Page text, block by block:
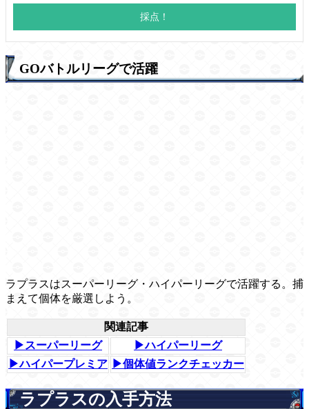
GOバトルリーグで活躍
ラプラスはスーパーリーグ・ハイパーリーグで活躍する。捕
まえて個体を厳選しよう。
関連記事
▶スーパーリーグ
▶ハイパーリーグ
▶ハイパープレミア
▶個体値ランクチェッカー
ラプラスの入手方法